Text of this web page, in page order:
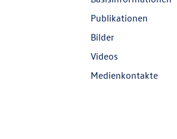
Publikationen
Bilder
Videos
Medienkontakte